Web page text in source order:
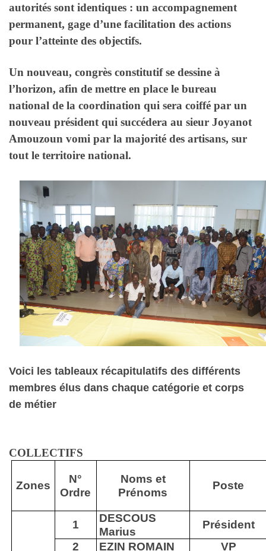
autorités sont identiques : un accompagnement
permanent, gage d’une facilitation des actions
pour l’atteinte des objectifs.
Un nouveau, congrès constitutif se dessine à
l’horizon, afin de mettre en place le bureau
national de la coordination qui sera coiffé par un
nouveau président qui succédera au sieur Joyanot
Amouzoun vomi par la majorité des artisans, sur
tout le territoire national.
Voici les tableaux récapitulatifs des différents
membres élus dans chaque catégorie et corps
de métier
COLLECTIFS
Zones
N°
Ordre
Noms et
Prénoms
Poste
1
DESCOUS
Marius
Président
2
EZIN ROMAIN VP